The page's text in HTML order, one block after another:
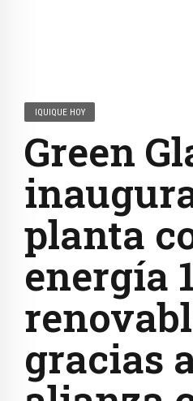
IQUIQUE HOY
Green
planta
energía
gracias